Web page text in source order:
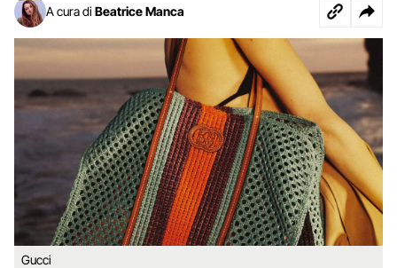
A cura di Beatrice Manca
Gucci